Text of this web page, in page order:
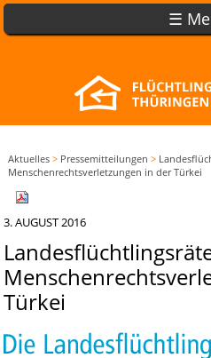
☰
Aktuelles > Pressemitteilungen >
Menschenrechtsverletzungen in der Türkei
3. AUGUST 2016
Türkei